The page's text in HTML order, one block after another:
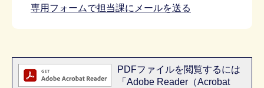
専用フォームで担当課にメールを送る
PDFファイルを閲覧するには
「Adobe Reader（Acrobat